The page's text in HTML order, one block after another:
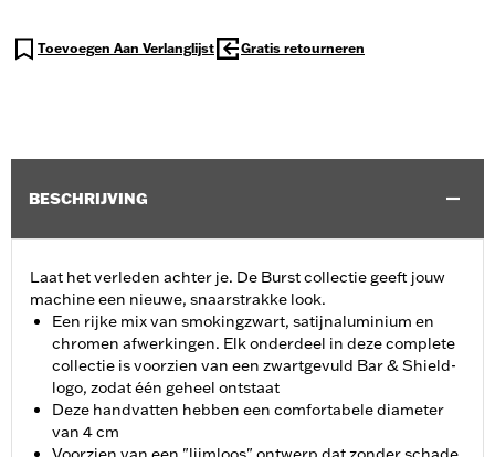
Toevoegen Aan Verlanglijst Gratis retourneren
BESCHRIJVING
Laat het verleden achter je. De Burst collectie geeft jouw
machine een nieuwe, snaarstrakke look.
Een rijke mix van smokingzwart, satijnaluminium en
chromen afwerkingen. Elk onderdeel in deze complete
collectie is voorzien van een zwartgevuld Bar & Shield-
logo, zodat één geheel ontstaat
Deze handvatten hebben een comfortabele diameter
van 4 cm